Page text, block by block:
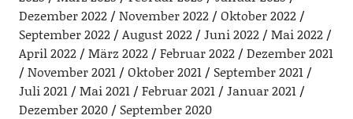
Dezember 2022
November 2022
Oktober 2022
September 2022
August 2022 Juni 2022
Mai 2022
April 2022
März 2022 Februar 2022
Dezember 2021
November 2021
Oktober 2021
September 2021
Juli 2021
Mai 2021 Februar 2021
Januar 2021
Dezember 2020
September 2020